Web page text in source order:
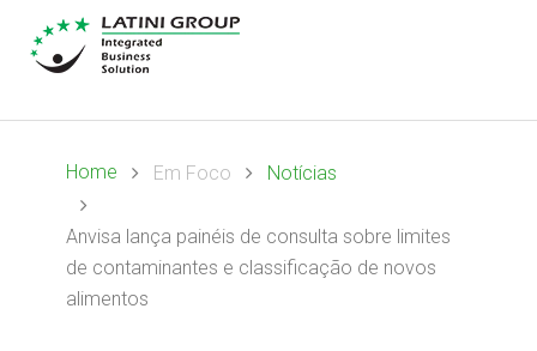
Home Em Foco Notícias
Anvisa lança painéis de consulta sobre limites
de contaminantes e classificação de novos
alimentos